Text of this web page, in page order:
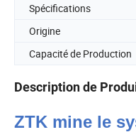
Spécifications
Origine
Capacité de Production
Description de
ZTK mine le